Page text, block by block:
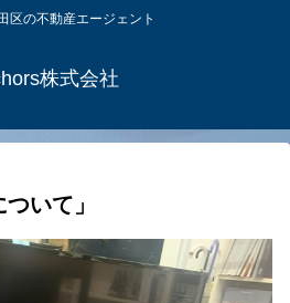
区の不動産エージェント
株式会社
いて」